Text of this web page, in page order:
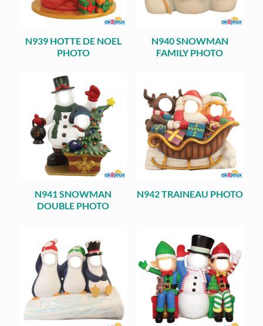
N939 HOTTE DE NOEL
PHOTO
N940 SNOWMAN
FAMILY PHOTO
N941 SNOWMAN
DOUBLE PHOTO
N942 TRAINEAU PHOTO